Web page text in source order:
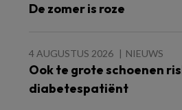
De zomer is roze
4 AUGUSTUS 2026 NIEUWS
Ook te grote schoenen
diabetespatiënt